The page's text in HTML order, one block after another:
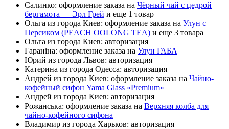
Салинко: оформление заказа на Чёрный чай с цедрой
бергамота — Эрл Грей и еще 1 товар
Ольга из города Киев: оформление заказа на Улун с
Персиком (PEACH OOLONG TEA) и еще 3 товара
Ольга из города Киев: авторизация
Гараніна: оформление заказа на Улун ГАБА
Юрий из города Львов: авторизация
Катерина из города Одесса: авторизация
Андрей из города Киев: оформление заказа на Чайно-
кофейный сифон Yama Glass «Premium»
Андрей из города Киев: авторизация
Рожанська: оформление заказа на Верхняя колба для
чайно-кофейного сифона
Владимир из города Харьков: авторизация